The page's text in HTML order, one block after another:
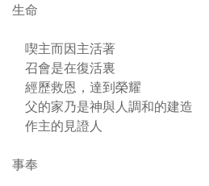
生命
喫主而因主活著
召會是在復活裏
經歷救恩，達到榮耀
父的家乃是神與人調和的建造
作主的見證人
事奉